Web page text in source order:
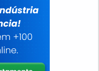
prazo; Amplo estoque
Print existe
for etiquetas
variadas que a
se deve ao fato